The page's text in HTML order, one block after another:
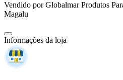
Vendido porGlobalmar Produtos
Magalu
Informações da loja